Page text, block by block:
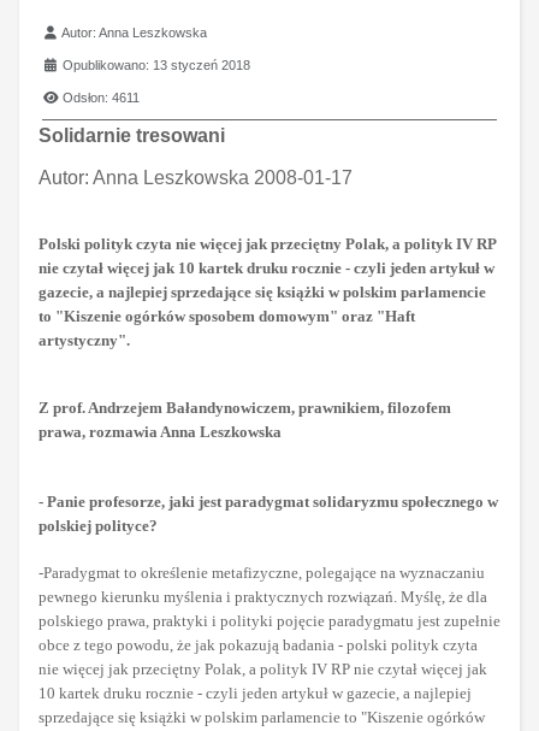
Szczegóły
Autor:Anna Leszkowska
Opublikowano: 13 styczeń 2018
Odsłon: 4611
Solidarnie tresowani
Autor: Anna Leszkowska 2008-01-17
Polski polityk czyta nie więcej jak przeciętny Polak, a polityk IV RP
nie czytał więcej jak 10 kartek druku rocznie - czyli jeden artykuł w
gazecie, a najlepiej sprzedające się książki w polskim parlamencie
to "Kiszenie ogórków sposobem domowym" oraz "Haft
artystyczny".
Z prof. Andrzejem Bałandynowiczem, prawnikiem, filozofem
prawa, rozmawia Anna Leszkowska
- Panie profesorze, jaki jest paradygmat solidaryzmu społecznego w
polskiej polityce?
-Paradygmat to określenie metafizyczne, polegające na wyznaczaniu
pewnego kierunku myślenia i praktycznych rozwiązań. Myślę, że dla
polskiego prawa, praktyki i polityki pojęcie paradygmatu jest zupełnie
obce z tego powodu, że jak pokazują badania - polski polityk czyta
nie więcej jak przeciętny Polak, a polityk IV RP nie czytał więcej jak
10 kartek druku rocznie - czyli jeden artykuł w gazecie, a najlepiej
sprzedające się książki w polskim parlamencie to "Kiszenie ogórków